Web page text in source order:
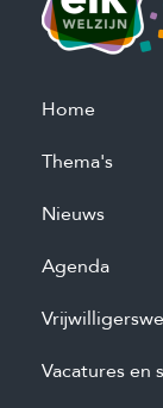
Home
Thema's
Nieuws
Agenda
Vacatures en